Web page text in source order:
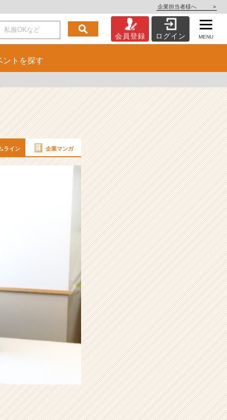
企業担当者様へ >
会員登録 ログイン MENU
ント を探す
ライン 企業マンガ